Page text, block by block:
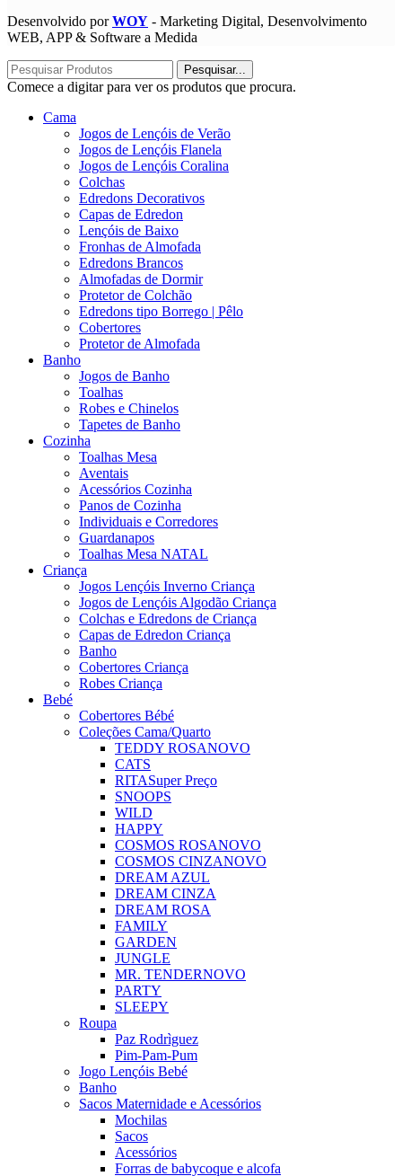
Desenvolvido porWOY - Marketing Digital, Desenvolvimento
WEB, APP & Software a Medida
Pesquisar...
Comece a digitar para ver os produtos que procura.
Cama
Jogos de Lençóis de Verão
Jogos de Lençóis Flanela
Jogos de Lençóis Coralina
Colchas
Edredons Decorativos
Capas de Edredon
Lençóis de Baixo
Fronhas de Almofada
Edredons Brancos
Almofadas de Dormir
Protetor de Colchão
Edredons tipo Borrego | Pêlo
Cobertores
Protetor de Almofada
Banho
Jogos de Banho
Toalhas
Robes e Chinelos
Tapetes de Banho
Cozinha
Toalhas Mesa
Aventais
Acessórios Cozinha
Panos de Cozinha
Individuais e Corredores
Guardanapos
Toalhas Mesa NATAL
Criança
Jogos Lençóis Inverno Criança
Jogos de Lençóis Algodão Criança
Colchas e Edredons de Criança
Capas de Edredon Criança
Banho
Cobertores Criança
Robes Criança
Bebé
Cobertores Bébé
Coleções Cama/Quarto
TEDDY ROSANOVO
CATS
RITASuper Preço
SNOOPS
WILD
HAPPY
COSMOS ROSANOVO
COSMOS CINZANOVO
DREAM AZUL
DREAM CINZA
DREAM ROSA
FAMILY
GARDEN
JUNGLE
MR. TENDERNOVO
PARTY
SLEEPY
Roupa
Paz Rodrìguez
Pim-Pam-Pum
Jogo Lençóis Bebé
Banho
Sacos Maternidade e Acessórios
Mochilas
Sacos
Acessórios
Forras de babycoque e alcofa